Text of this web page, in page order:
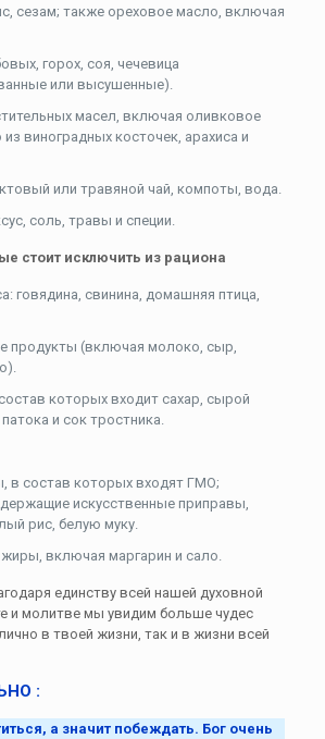
сезам; также ореховое масло, включая
горох, соя, чечевица
или высушенные).
масел, включая оливковое
виноградных косточек, арахиса и
или травяной чай, компоты, вода.
соль, травы и специи.
стоит исключить из рациона
говядина, свинина, домашняя птица,
продукты (включая молоко, сыр,
которых входит сахар, сырой
и сок тростника.
в состав которых входят ГМО;
искусственные приправы,
рис, белую муку.
включая маргарин и сало.
единству всей нашей духовной
и молитве мы увидим больше чудес
в твоей жизни, так и в жизни всей
:
а значит побеждать. Бог очень